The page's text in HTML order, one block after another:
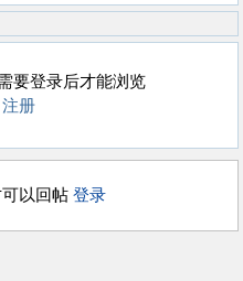
要登录后才能浏览
注册
以回帖 登录